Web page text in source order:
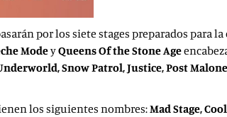
por los siete stages preparados para
ModeyQueens Of the Stone Age
Snow Patrol, Justice, Post
los siguientes nombres:Mad Stage,